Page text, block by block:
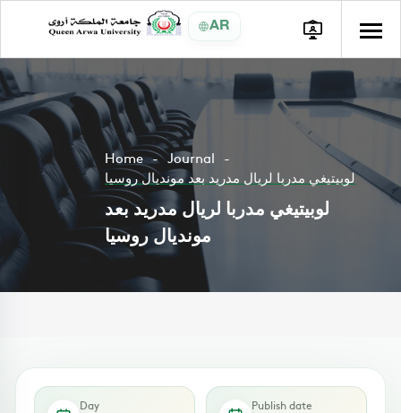
AR
Home
Journal
لوبيتيغي مدربا لريال مدريد بعد مونديال روسيا
لوبيتيغي مدربا لريال مدريد بعد
مونديال روسيا
Day Publish date